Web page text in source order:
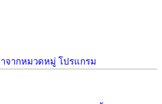
จากหมวดหมู่ โปรแกรม